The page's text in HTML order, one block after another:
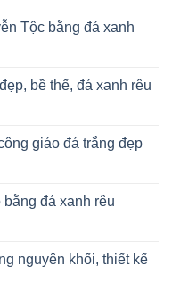
Tộc bằng đá xanh
bề thế, đá xanh rêu
giáo đá trắng đẹp
đá xanh rêu
nguyên khối, thiết kế